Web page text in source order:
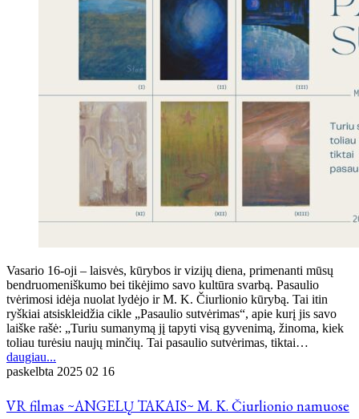
Vasario 16-oji – laisvės, kūrybos ir vizijų diena, primenanti mūsų
bendruomeniškumo bei tikėjimo savo kultūra svarbą. Pasaulio
tvėrimosi idėja nuolat lydėjo ir M. K. Čiurlionio kūrybą. Tai itin
ryškiai atsiskleidžia cikle „Pasaulio sutvėrimas“, apie kurį jis savo
laiške rašė: „Turiu sumanymą jį tapyti visą gyvenimą, žinoma, kiek
toliau turėsiu naujų minčių. Tai pasaulio sutvėrimas, tiktai…
daugiau...
paskelbta 2025 02 16
VR filmas ~ANGELŲ TAKAIS~ M. K. Čiurlionio namuose